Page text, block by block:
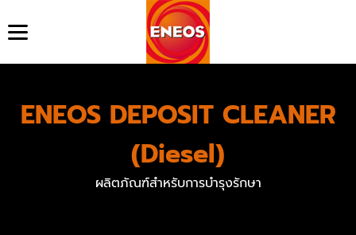
สินค้า
ENEOS DEPOSIT CLEANER
(Diesel)
ผลิตภัณฑ์สำหรับการบำรุงรักษา